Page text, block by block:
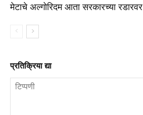
मेटाचे अल्गोरिदम आता सरकारच्या रडारवर
प्रतिक्रिया द्या